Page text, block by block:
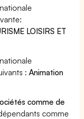
LOISIRS ET
:Animation
comme de
comme